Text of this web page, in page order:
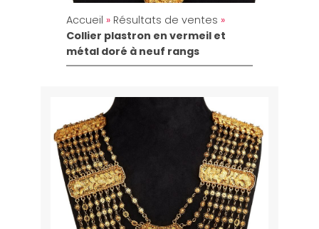
Accueil » Résultats de ventes »
Collier plastron en vermeil et
métal doré à neuf rangs